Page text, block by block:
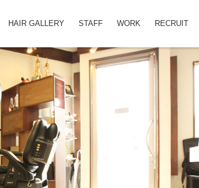
RECRUIT
WORK
STAFF
HAIR GALLERY